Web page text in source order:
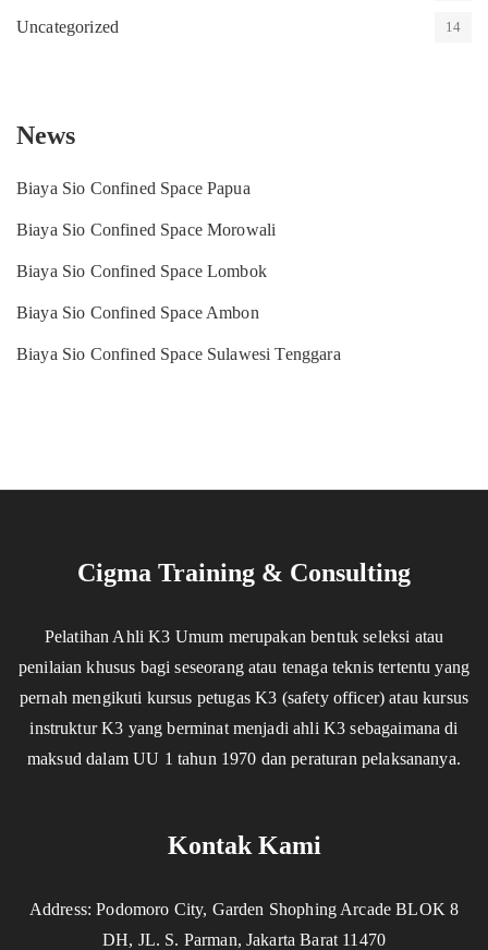
Uncategorized 14
News
Biaya Sio Confined Space Papua
Biaya Sio Confined Space Morowali
Biaya Sio Confined Space Lombok
Biaya Sio Confined Space Ambon
Biaya Sio Confined Space Sulawesi Tenggara
Cigma Training & Consulting
Pelatihan Ahli K3 Umum merupakan bentuk seleksi atau
penilaian khusus bagi seseorang atau tenaga teknis tertentu yang
pernah mengikuti kursus petugas K3 (safety officer) atau kursus
instruktur K3 yang berminat menjadi ahli K3 sebagaimana di
maksud dalam UU 1 tahun 1970 dan peraturan pelaksananya.
Kontak Kami
Address: Podomoro City, Garden Shophing Arcade BLOK 8
DH, JL. S. Parman, Jakarta Barat 11470